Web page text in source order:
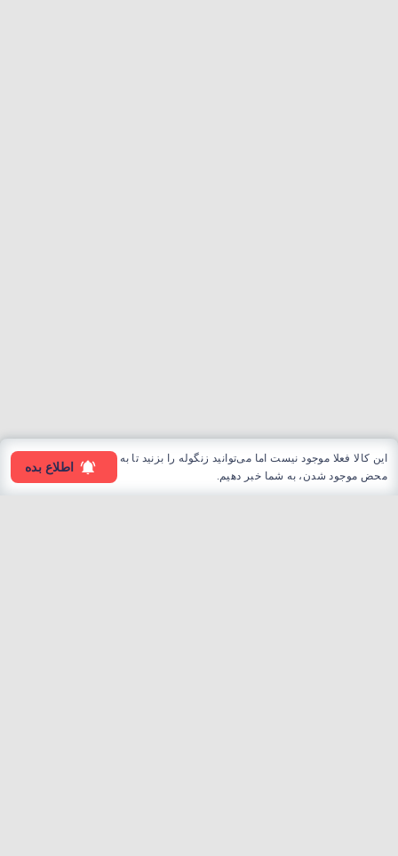
این کالا فعلا موجود نیست اما می‌توانید زنگوله را بزنید تا به
محض موجود شدن، به شما خبر دهیم.
اطلاع بده